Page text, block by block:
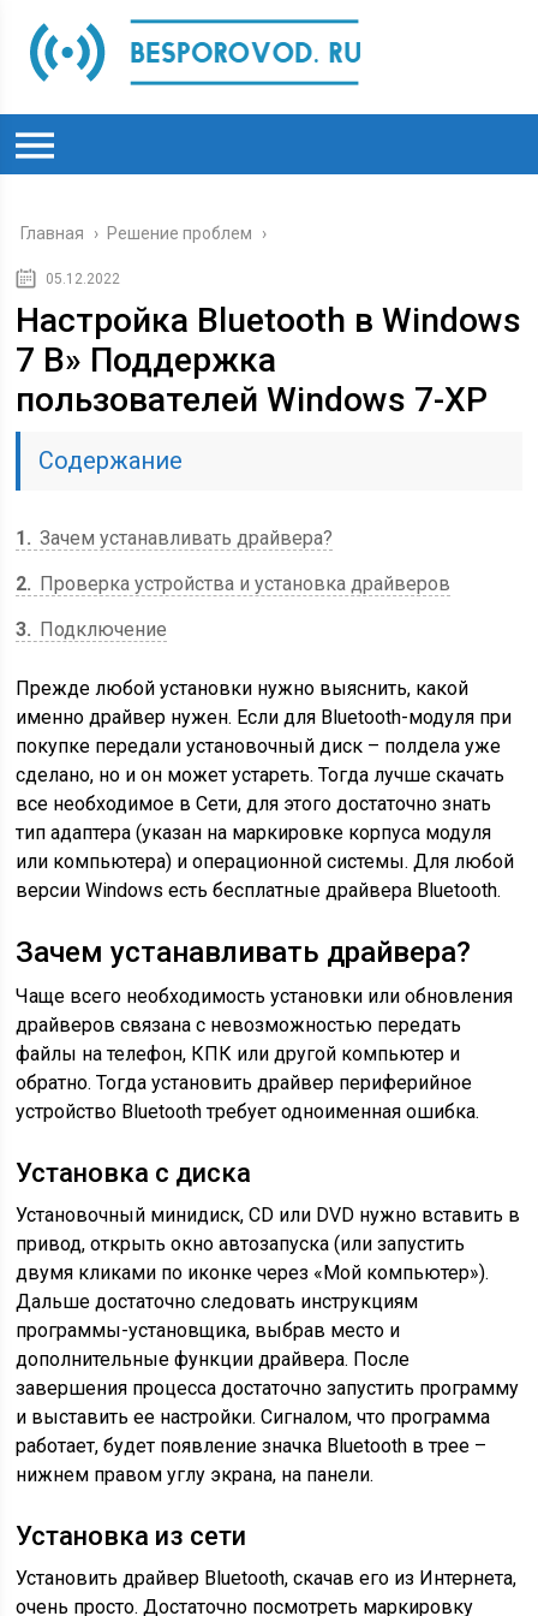
Главная › Решение проблем ›
05.12.2022
Настройка Bluetooth в Windows
7 В» Поддержка
пользователей Windows 7-XP
Содержание
1
Зачем устанавливать драйвера?
2
Проверка устройства и установка драйверов
3
Подключение
Прежде любой установки нужно выяснить, какой
именно драйвер нужен. Если для Bluetooth-модуля при
покупке передали установочный диск – полдела уже
сделано, но и он может устареть. Тогда лучше скачать
все необходимое в Сети, для этого достаточно знать
тип адаптера (указан на маркировке корпуса модуля
или компьютера) и операционной системы. Для любой
версии Windows есть бесплатные драйвера Bluetooth.
Зачем устанавливать драйвера?
Чаще всего необходимость установки или обновления
драйверов связана с невозможностью передать
файлы на телефон, КПК или другой компьютер и
обратно. Тогда установить драйвер периферийное
устройство Bluetooth требует одноименная ошибка.
Установка с диска
Установочный минидиск, CD или DVD нужно вставить в
привод, открыть окно автозапуска (или запустить
двумя кликами по иконке через «Мой компьютер»).
Дальше достаточно следовать инструкциям
программы-установщика, выбрав место и
дополнительные функции драйвера. После
завершения процесса достаточно запустить программу
и выставить ее настройки. Сигналом, что программа
работает, будет появление значка Bluetooth в трее –
нижнем правом углу экрана, на панели.
Установка из сети
Установить драйвер Bluetooth, скачав его из Интернета,
очень просто. Достаточно посмотреть маркировку